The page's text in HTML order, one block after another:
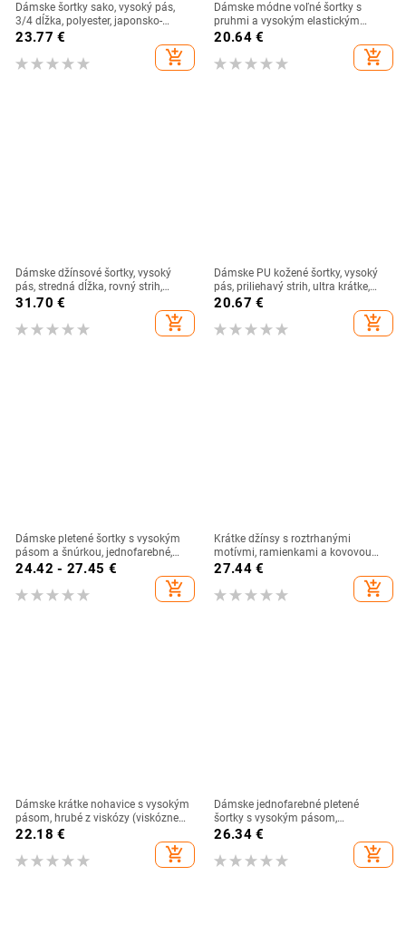
Dámske šortky sako, vysoký pás,
3/4 dĺžka, polyester, japonsko-
kórejský casual štýl, leto 2025
23.77 €
add_shopping_cart
Dámske módne voľné šortky s
pruhmi a vysokým elastickým
pásom, letné ležérne šortky
20.64€
add_shopping_cart
Dámske džínsové šortky, vysoký
pás, stredná dĺžka, rovný strih,
mikroelastickosť, leto 2025
31.70 €
add_shopping_cart
Dámske PU kožené šortky, vysoký
pás, priliehavý strih, ultra krátke,
polyesterové tkaniny
20.67 €
add_shopping_cart
Dámske pletené šortky s vysokým
pásom a šnúrkou, jednofarebné,
mikroelastické, retro rovný strih,
24.42 - 27.45 €
add_shopping_cart
Krátke džínsy s roztrhanými
motívmi, ramienkami a kovovou
kockou
27.44€
add_shopping_cart
Dámske krátke nohavice s vysokým
pásom, hrubé z viskózy (viskózne
vlákno, mikroelastickosť, mestský
22.18 €
add_shopping_cart
Dámske jednofarebné pletené
šortky s vysokým pásom,
zoštíhľujúci strih, vhodné na jógu a
26.34€
add_shopping_cart